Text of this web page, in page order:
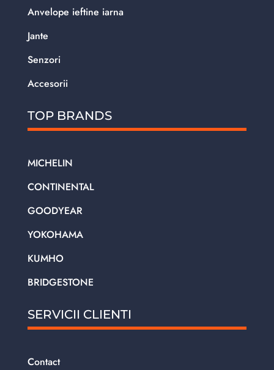
Anvelope ieftine iarna
Jante
Senzori
Accesorii
TOP BRANDS
MICHELIN
CONTINENTAL
GOODYEAR
YOKOHAMA
KUMHO
BRIDGESTONE
SERVICII CLIENTI
Contact